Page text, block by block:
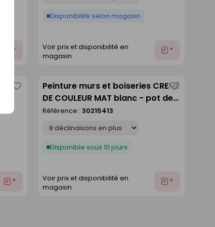
Ajouter
Disponibilité selon magasin
Voir prix et disponibilité en
magasin
Ajouter
Ajouter
Enregistrer
comme
Peinture murs et boiseries CREME
DE COULEUR MAT blanc - pot de
0,5l
Référence : 30215413
Disponible sous 10 jours
Voir prix et disponibilité en
magasin
Ajouter
comme